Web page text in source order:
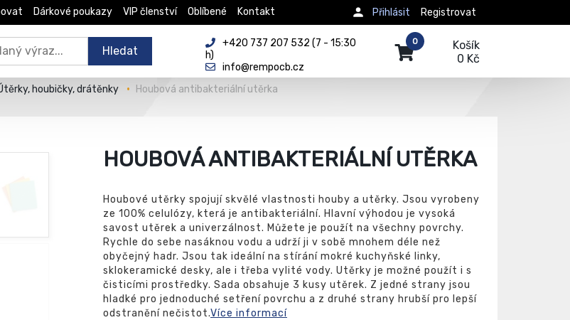
Dárkové poukazy VIP členství Oblíbené Kontakt Registrovat
Přihlásit
Hledat
+420 737 207 532 (7 - 15:30
h)
info@rempocb.cz
Košík
0 Kč
0
houbičky, drátěnky Houbová antibakteriální utěrka
HOUBOVÁ ANTIBAKTERIÁLNÍ UTĚRKA
Houbové utěrky spojují skvělé vlastnosti houby a utěrky. Jsou vyrobeny
ze 100% celulózy, která je antibakteriální. Hlavní výhodou je vysoká
savost utěrek a univerzálnost. Můžete je použít na všechny povrchy.
Rychle do sebe nasáknou vodu a udrží ji v sobě mnohem déle než
obyčejný hadr. Jsou tak ideální na stírání mokré kuchyňské linky,
sklokeramické desky, ale i třeba vylité vody. Utěrky je možné použít i s
čisticími prostředky. Sada obsahuje 3 kusy utěrek. Z jedné strany jsou
hladké pro jednoduché setření povrchu a z druhé strany hrubší pro lepší
odstranění nečistot.Více informací